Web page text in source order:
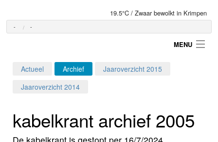
19.5°C / Zwaar bewolkt in Krimpen
- -
MENU
Programma's
Actueel Archief
Jaaroverzicht 2015
Jaaroverzicht 2014
kabelkrant archief 2005